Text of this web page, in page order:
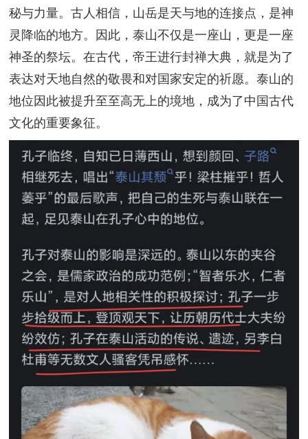
秘与力量。古人相信，山岳是天与地的连接点，是神
灵降临的地方。因此，泰山不仅是一座山，更是一座
神圣的祭坛。在古代，帝王进行封禅大典，就是为了
表达对天地自然的敬畏和对国家安定的祈愿。泰山的
地位因此被提升至至高无上的境地，成为了中国古代
文化的重要象征。